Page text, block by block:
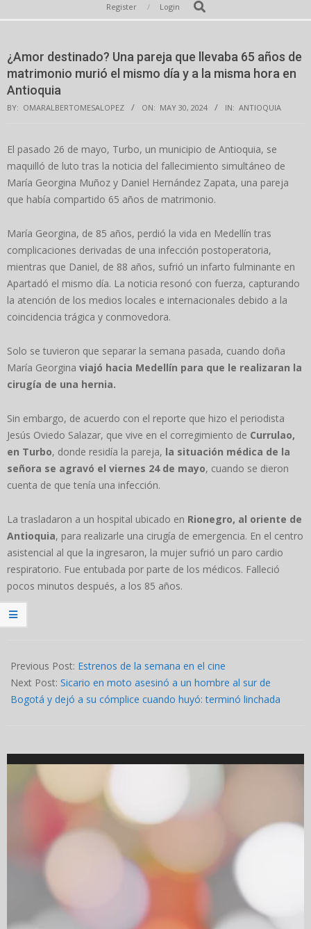
Navigation
Register Login Search
¿Amor destinado? Una pareja que llevaba 65 años de
matrimonio murió el mismo día y a la misma hora en
Antioquia
BY: OMARALBERTOMESALOPEZ ON: MAY 30, 2024 IN: ANTIOQUIA
El pasado 26 de mayo, Turbo, un municipio de Antioquia, se
maquilló de luto tras la noticia del fallecimiento simultáneo de
María Georgina Muñoz y Daniel Hernández Zapata, una pareja
que había compartido 65 años de matrimonio.
María Georgina, de 85 años, perdió la vida en Medellín tras
complicaciones derivadas de una infección postoperatoria,
mientras que Daniel, de 88 años, sufrió un infarto fulminante en
Apartadó el mismo día. La noticia resonó con fuerza, capturando
la atención de los medios locales e internacionales debido a la
coincidencia trágica y conmovedora.
Solo se tuvieron que separar la semana pasada, cuando doña
María Georgina viajó hacia Medellín para que le realizaran la
cirugía de una hernia.
Sin embargo, de acuerdo con el reporte que hizo el periodista
Jesús Oviedo Salazar, que vive en el corregimiento de Currulao,
en Turbo, donde residía la pareja, la situación médica de la
señora se agravó el viernes 24 de mayo, cuando se dieron
cuenta de que tenía una infección.
La trasladaron a un hospital ubicado en Rionegro, al oriente de
Antioquia, para realizarle una cirugía de emergencia. En el centro
asistencial al que la ingresaron, la mujer sufrió un paro cardio
respiratorio. Fue entubada por parte de los médicos. Falleció
pocos minutos después, a los 85 años.
05-
30
Previous Post: Estrenos de la semana en el cine
Next Post: Sicario en moto asesinó a un hombre al sur de
Bogotá y dejó a su cómplice cuando huyó: terminó linchada
Video
Player